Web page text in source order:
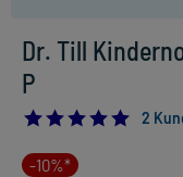
Dr. Till
P
5.0
2
-10%*